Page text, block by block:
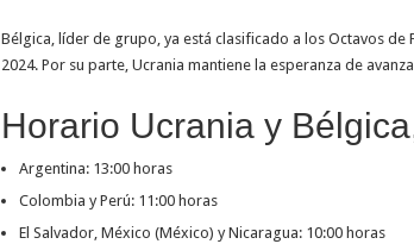
Bélgica, líder de grupo, ya está clasificado a los Octavos de
2024. Por su parte, Ucrania mantiene la esperanza de
Horario Ucrania y
Argentina: 13:00 horas
Colombia y Perú: 11:00 horas
El Salvador, México (México) y Nicaragua: 10:00 horas